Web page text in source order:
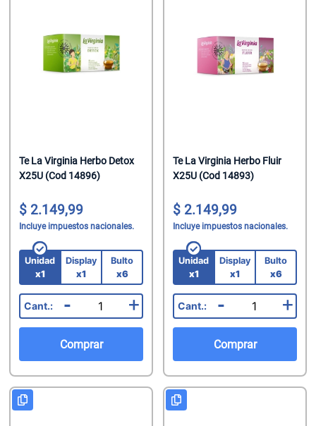
Te La Virginia Herbo Detox
X25U (Cod 14896)
2.149,99
Incluye impuestos nacionales.
Unidad
x1
Display
x1
Bulto
x6
- +
Comprar
Te La Virginia Herbo Fluir
X25U (Cod 14893)
2.149,99
Incluye impuestos nacionales.
Unidad
x1
Display
x1
Bulto
x6
- +
Comprar